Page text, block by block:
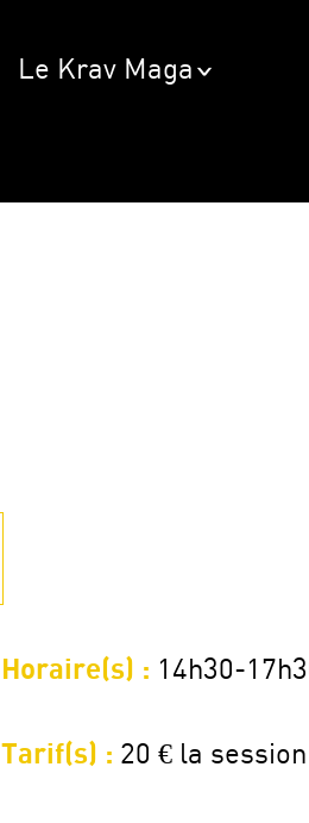
Le Krav Maga
Horaire(s) : 14h30-
Tarif(s) : 20 € la